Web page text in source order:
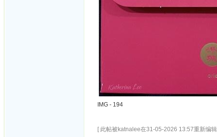
IMG - 194
[ 此帖被katnalee在31-05-2026 13:57重新编